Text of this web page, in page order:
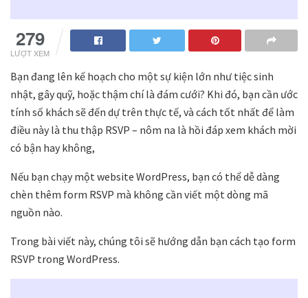
279
LƯỢT XEM
Bạn đang lên kế hoạch cho một sự kiện lớn như tiệc sinh
nhật, gây quỹ, hoặc thậm chí là đám cưới? Khi đó, bạn cần ước
tính số khách sẽ đến dự trên thực tế, và cách tốt nhất để làm
điều này là thu thập RSVP – nôm na là hồi đáp xem khách mời
có bận hay không,
Nếu bạn chạy một website WordPress, bạn có thể dễ dàng
chèn thêm form RSVP mà không cần viết một dòng mã
nguồn nào.
Trong bài viết này, chúng tôi sẽ hướng dẫn bạn cách tạo form
RSVP trong WordPress.